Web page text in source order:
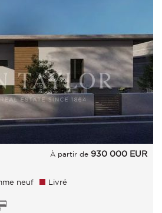
À partir de 930 000 EUR
neuf Livré